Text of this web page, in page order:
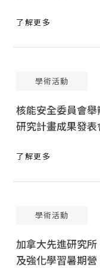
了解更多
學術活動
核能安全委員會
研究計畫成果發表
了解更多
學術活動
加拿大先進研究
及強化學習暑期